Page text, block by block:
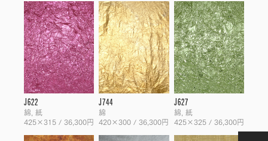
J622
綿, 紙
425×315 / 36,300円
J744
綿
420×300 / 36,300円
J627
綿, 紙
425×325 / 36,300円